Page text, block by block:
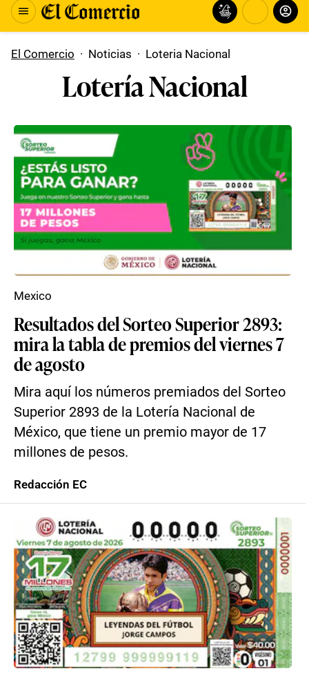
El Comercio · Noticias · Loteria Nacional
Lotería Nacional
Resultados del Sorteo Superior 2893:
mira la tabla de premios del viernes 7
de agosto
Mira aquí los números premiados del Sorteo
Superior 2893 de la Lotería Nacional de
México, que tiene un premio mayor de 17
millones de pesos.
Mexico
Redacción EC